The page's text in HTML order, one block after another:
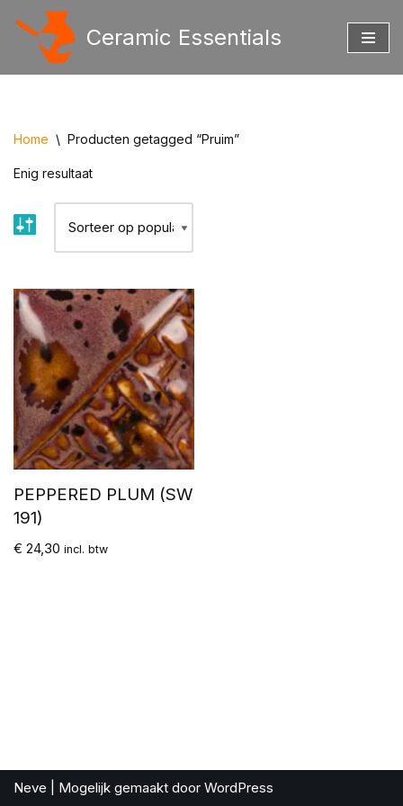
Ceramic Essentials
Home \ Producten getagged “Pruim”
Enig resultaat
PEPPERED PLUM (SW
191)
€ 24,30 incl. btw
Neve | Mogelijk gemaakt door WordPress